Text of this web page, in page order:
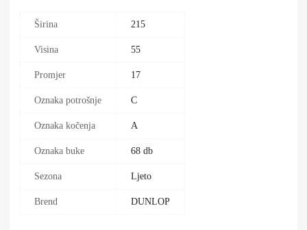
Širina 215
Visina 55
Promjer 17
Oznaka potrošnje C
Oznaka kočenja A
Oznaka buke 68 db
Sezona Ljeto
Brend DUNLOP